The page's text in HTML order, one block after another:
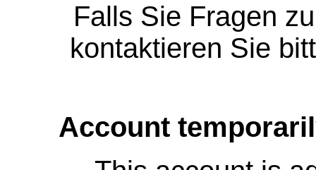
Falls Sie Fragen
kontaktieren Sie
Account